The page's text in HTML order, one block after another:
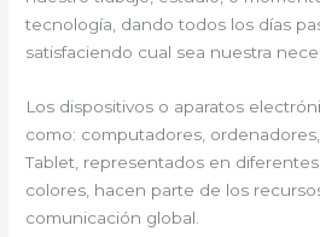
tecnología, dando todos los días
satisfaciendo cual sea nuestra
Los dispositivos o aparatos
como: computadores,
Tablet, representados en
colores, hacen parte de los
comunicación global.